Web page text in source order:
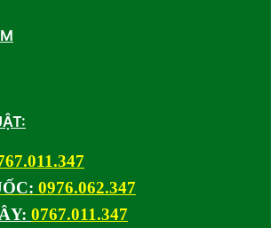
0976.062.347
0767.011.347